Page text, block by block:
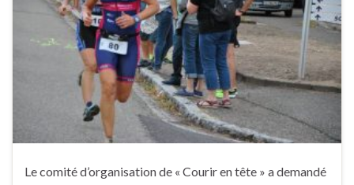
Le comité d’organisation de « Courir en tête » a demandé